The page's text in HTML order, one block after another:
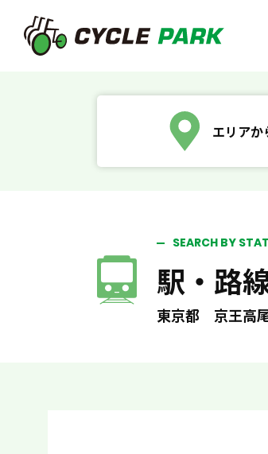
エリアか
SEARCH BY
駅・路
東京都 京王高